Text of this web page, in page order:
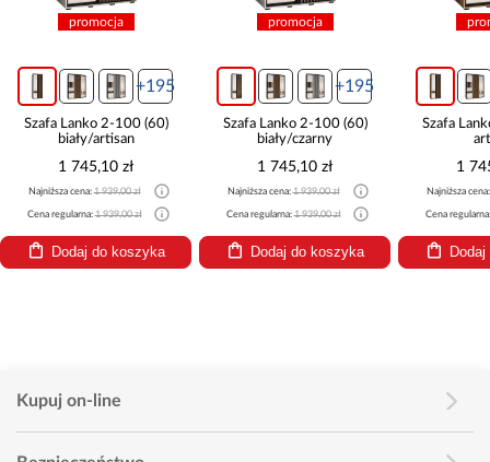
promocja
+195
Szafa Lanko 2-100 (60)
biały/czarny
1 745,10 zł
Najniższa cena:1 939,00 zł
Cena regularna:1 939,00 zł
Dodaj do koszyka
promocja
+195
Szafa Lanko 2-100 (60)
artisan
1 745,10 zł
Najniższa cena:1 939,00 zł
Cena regularna:1 939,00 zł
Dodaj do koszyka
Szafa
1
Najniższa
Cena
Kupuj on-line